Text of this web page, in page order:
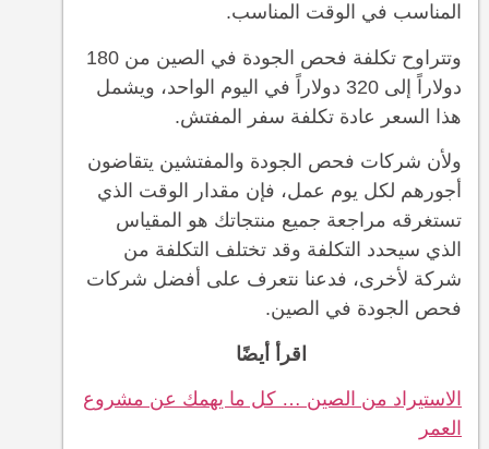
المناسب في الوقت المناسب.
وتتراوح تكلفة فحص الجودة في الصين من 180
دولاراً إلى 320 دولاراً في اليوم الواحد، ويشمل
هذا السعر عادة تكلفة سفر المفتش.
ولأن شركات فحص الجودة والمفتشين يتقاضون
أجورهم لكل يوم عمل، فإن مقدار الوقت الذي
تستغرقه مراجعة جميع منتجاتك هو المقياس
الذي سيحدد التكلفة وقد تختلف التكلفة من
شركة لأخرى، فدعنا نتعرف على أفضل شركات
فحص الجودة في الصين.
اقرأ أيضًا
الاستيراد من الصين … كل ما يهمك عن مشروع
العمر